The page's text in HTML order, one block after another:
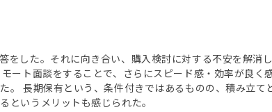
をした。それに向き合い、購入検討に対する不安を解消
ート面談をすることで、さらにスピード感・効率が良く
。 長期保有という、条件付きではあるものの、積み立て
というメリットも感じられた。